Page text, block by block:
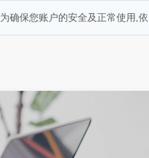
为确保您账户的安全及正常使用,